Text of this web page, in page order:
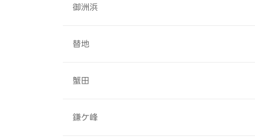
御洲浜
替地
蟹田
鎌ケ峰